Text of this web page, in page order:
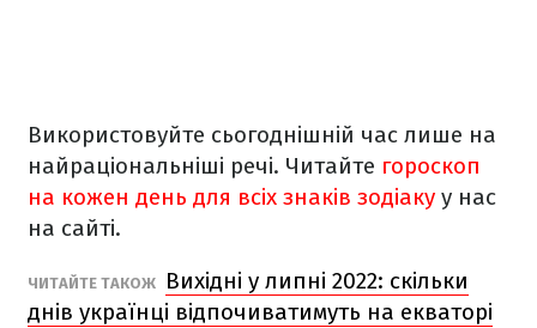
Використовуйте сьогоднішній час лише на
найраціональніші речі. Читайте гороскоп
на кожен день для всіх знаків зодіаку у нас
на сайті.
ЧИТАЙТЕ ТАКОЖ
Вихідні у липні 2022: скільки
днів українці відпочиватимуть на екваторі